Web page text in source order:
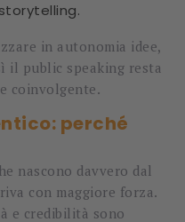
in autonomia idee,
il public speaking resta
coinvolgente.
perché
nascono davvero dal
con maggiore forza.
e credibilità sono